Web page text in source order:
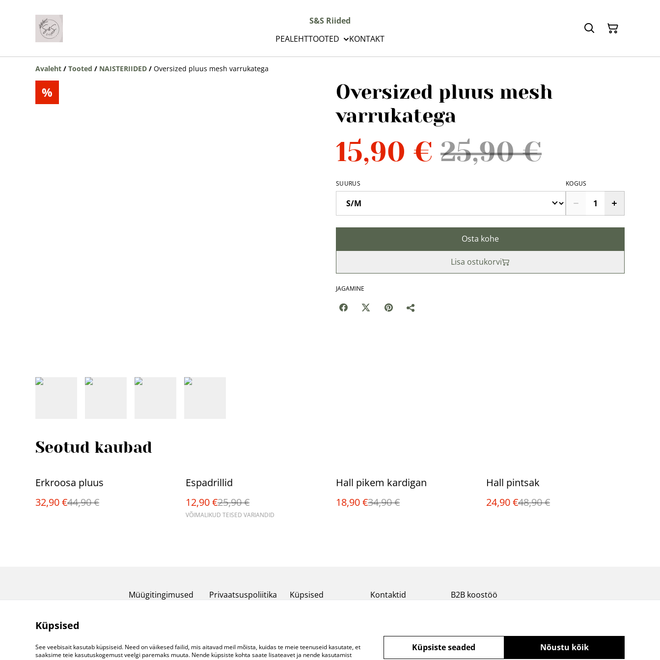
S&S Riided
PEALEHTTOOTED KONTAKT
Avaleht / Tooted / NAISTERIIDED / Oversized pluus mesh varrukatega
%
Oversized pluus mesh
varrukatega
15,90 € 25,90 €
SUURUS KOGUS
Osta kohe
Lisa ostukorvi
JAGAMINE
Seotud kaubad
%
Erkroosa pluus
32,90 €44,90 €
%
Espadrillid
12,90 €25,90 €
VÕIMALIKUD TEISED VARIANDID
%
Hall pikem kardigan
18,90 €34,90 €
%
Hall pintsak
24,90 €48,90 €
Müügitingimused Privaatsuspoliitika Küpsised Kontaktid B2B koostöö
Küpsised
See veebisait kasutab küpsiseid. Need on väikesed failid, mis aitavad meil mõista, kuidas te meie teenuseid kasutate, et
saaksime teie kasutuskogemust veelgi paremaks muuta. Nende küpsiste kohta saate lisateavet ja nende kasutamist
Nõustu kõik
Küpsiste seaded